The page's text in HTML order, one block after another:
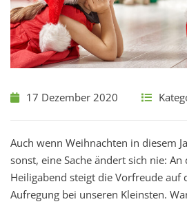
17 Dezember 2020
Auch wenn Weihnachten in diesem
sonst, eine Sache ändert sich nie:
Heiligabend steigt die Vorfreude auf
Aufregung bei unseren Kleinsten.